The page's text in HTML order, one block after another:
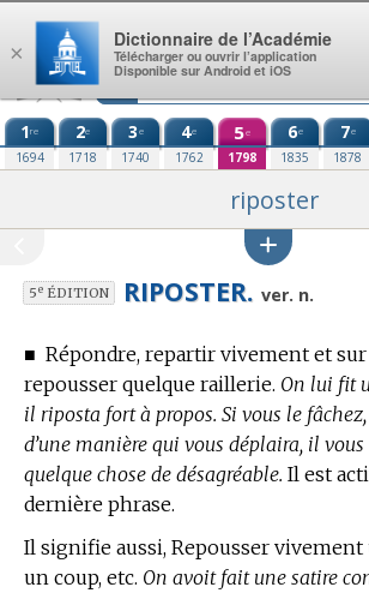
Aller au contenu
1re
1694
2e
1718
3e
1740
4e
1762
5e
1798
6e
1835
7e
1878
riposter
5eÉDITION RIPOSTER. ver. n.
■ Répondre, repartir vivement et
repousser quelque raillerie. On lui fit
il riposta fort à propos. Si vous le
d’une manière qui vous déplaira, il
quelque chose de désagréable. Il est
dernière phrase.
Il signifie aussi, Repousser vivement
un coup, etc. On avoit fait une satire
×
Dictionnaire de l’Académie
Télécharger ou ouvrir l’application
Disponible sur Android et iOS